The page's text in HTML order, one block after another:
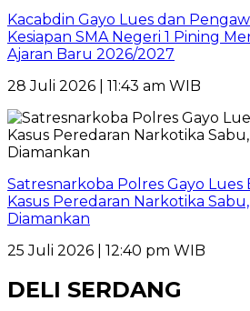
Kacabdin Gayo Lues dan
Kesiapan SMA Negeri 1 Pining
Ajaran Baru 2026/2027
28 Juli 2026 | 11:43 am WIB
Satresnarkoba Polres Gayo Lues
Kasus Peredaran Narkotika
Diamankan
25 Juli 2026 | 12:40 pm WIB
DELI SERDANG